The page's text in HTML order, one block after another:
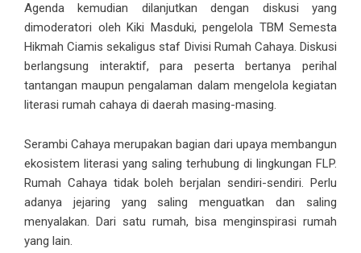
Agenda kemudian dilanjutkan dengan diskusi yang
dimoderatori oleh Kiki Masduki, pengelola TBM Semesta
Hikmah Ciamis sekaligus staf Divisi Rumah Cahaya. Diskusi
berlangsung interaktif, para peserta bertanya perihal
tantangan maupun pengalaman dalam mengelola kegiatan
literasi rumah cahaya di daerah masing-masing.
Serambi Cahaya merupakan bagian dari upaya membangun
ekosistem literasi yang saling terhubung di lingkungan FLP.
Rumah Cahaya tidak boleh berjalan sendiri-sendiri. Perlu
adanya jejaring yang saling menguatkan dan saling
menyalakan. Dari satu rumah, bisa menginspirasi rumah
yang lain.